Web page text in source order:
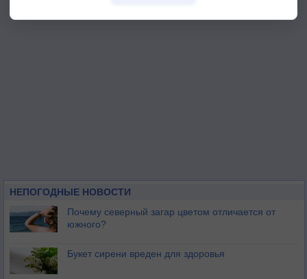
НЕПОГОДНЫЕ НОВОСТИ
Почему северный загар цветом отличается от
южного?
Букет сирени вреден для здоровья